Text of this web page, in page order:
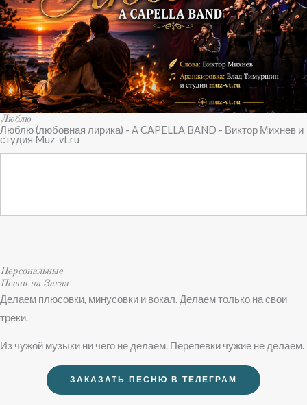
Люблю
Люблю (любовная лирика) - A CAPELLA BAND - Виктор Михнев и
студия Muz-vt.ru
Персональные
Песни на Заказ
Делаем плюсовки, минусовки и вокал. Делаем только на свои
треки.
Из чужой музыки ни чего не делаем. Перепевки чужие не делаем.
ЗАКАЗАТЬ ПЕСНЮ В ТЕЛЕГРАМ